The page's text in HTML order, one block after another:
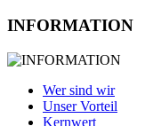
INFORMATION
Wer sind wir
Unser Vorteil
Kernwert